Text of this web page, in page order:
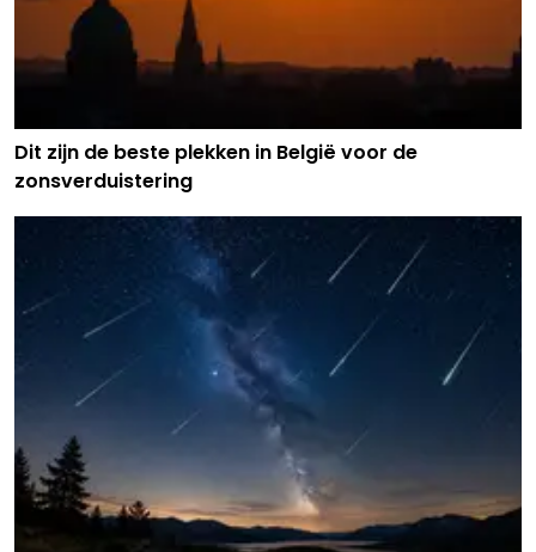
Dit zijn de beste plekken in België voor de
zonsverduistering